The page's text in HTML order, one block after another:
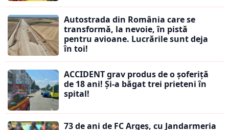
Autostrada din România care se
transformă, la nevoie, în pistă
pentru avioane. Lucrările sunt deja
în toi!
ACCIDENT grav produs de o șoferiță
de 18 ani! Și-a băgat trei prieteni în
spital!
73 de ani de FC Argeș, cu Jandarmeria